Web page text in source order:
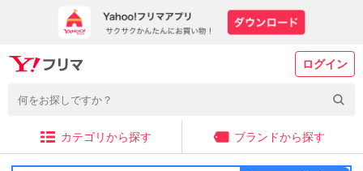
ログイン
カテゴリから探す ブランドから探す